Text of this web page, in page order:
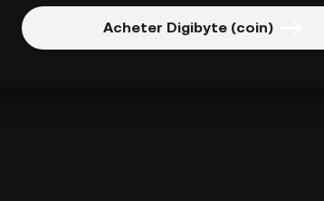
Acheter Digibyte (coin)